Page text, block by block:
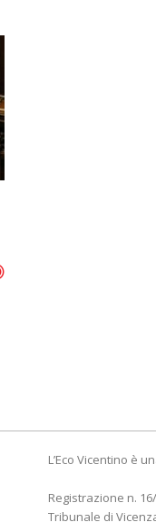
L’Eco Vicentino è
Registrazione n.
Tribunale di